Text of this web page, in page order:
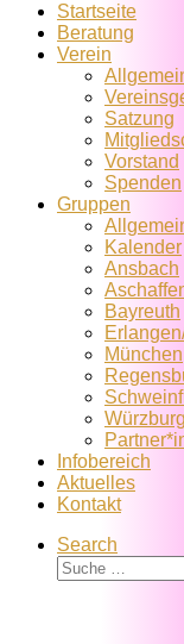
Startseite
Beratung
Verein
Satzung
Vorstand
Spenden
Gruppen
Kalender
Ansbach
Bayreuth
München
Würzburg
Infobereich
Aktuelles
Kontakt
Search
Suche